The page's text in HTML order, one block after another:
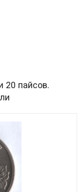
20 пайсов.